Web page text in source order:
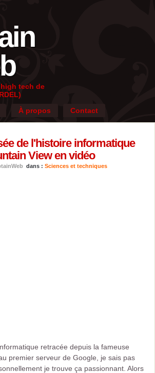
tech de
À propos Contact
de l'histoire informatique
View en vidéo
dans : Sciences et techniques
retracée depuis la fameuse
premier serveur de Google, je sais pas
je trouve ça passionnant. Alors